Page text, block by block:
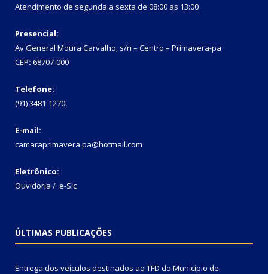
Atendimento de segunda a sexta de 08:00 as 13:00
Presencial:
Av General Moura Carvalho, s/n – Centro – Primavera-pa
CEP: 68707-000
Telefone:
(91) 3481-1270
E-mail:
camaraprimavera.pa@hotmail.com
Eletrônico:
Ouvidoria / e-Sic
ÚLTIMAS PUBLICAÇÕES
Entrega dos veículos destinados ao TFD do Município de